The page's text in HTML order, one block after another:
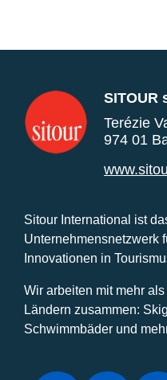
SITOUR
Terézie
974 01
Sitour International ist
Unternehmensnetzwerk
Innovationen in
Wir arbeiten mit mehr
Ländern zusammen:
Schwimmbäder und